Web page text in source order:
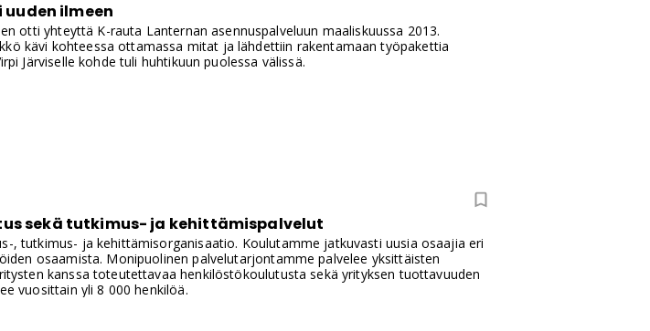
ilmeen
otti yhteyttä K-rauta Lanternan asennuspalveluun maaliskuussa 2013.
kävi kohteessa ottamassa mitat ja lähdettiin rakentamaan työpakettia
Järviselle kohde tuli huhtikuun puolessa välissä.
sekä tutkimus- ja kehittämispalvelut
, tutkimus- ja kehittämisorganisaatio. Koulutamme jatkuvasti uusia osaajia eri
osaamista. Monipuolinen palvelutarjontamme palvelee yksittäisten
kanssa toteutettavaa henkilöstökoulutusta sekä yrityksen tuottavuuden
vuosittain yli 8 000 henkilöä.